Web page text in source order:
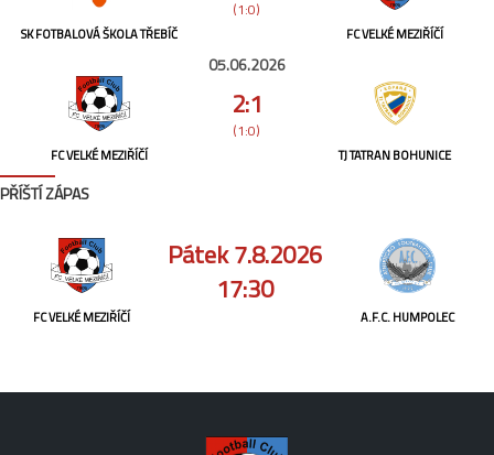
SK FOTBALOVÁ ŠKOLA TŘEBÍČ
(1:0)
FC VELKÉ MEZIŘÍČÍ
FC VELKÉ MEZIŘÍČÍ
05.06.2026
2:1
(1:0)
TJ TATRAN BOHUNICE
PŘÍŠTÍ ZÁPAS
FC VELKÉ MEZIŘÍČÍ
Pátek 7.8.2026
17:30
A.F.C. HUMPOLEC